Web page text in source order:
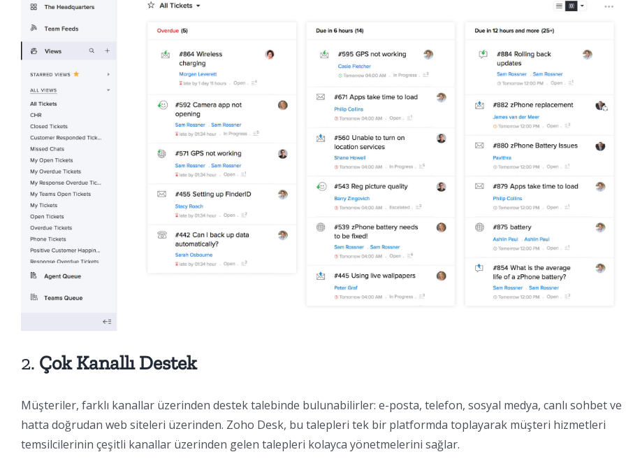
2. Çok Kanallı Destek
Müşteriler, farklı kanallar üzerinden destek talebinde bulunabilirler: e-posta, telefon, sosyal medya, canlı sohbet ve
hatta doğrudan web siteleri üzerinden. Zoho Desk, bu talepleri tek bir platformda toplayarak müşteri hizmetleri
temsilcilerinin çeşitli kanallar üzerinden gelen talepleri kolayca yönetmelerini sağlar.